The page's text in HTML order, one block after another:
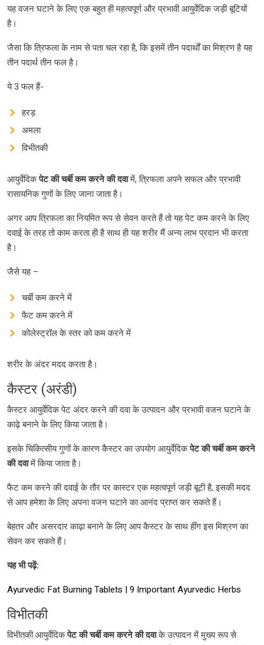
यह वजन घटाने के लिए एक बहुत ही महत्वपूर्ण और प्रभावी आयुर्वेदिक जड़ी बूटियों
है।
जैसा कि त्रिफला के नाम से पता चल रहा है, कि इसमें तीन पदार्थों का मिश्रण है यह
तीन पदार्थ तीन फल है।
ये 3 फल हैं-
हरड़
अमला
विभीतकी
आयुर्वेदिकपेट की चर्बी कम करने की दवामें, त्रिफला अपने सफल और प्रभावी
रासायनिक गुणों के लिए जाना जाता है।
अगर आप त्रिफला का नियमित रूप से सेवन करते हैं तो यह पेट कम करने के लिए
दवाई के तरह तो काम करता ही है साथ ही यह शरीर मैं अन्य लाभ प्रदान भी करता
है।
जैसे यह –
चर्बी कम करने में
फैट कम करने में
कोलेस्ट्रॉल के स्तर को कम करने में
शरीर के अंदर मदद करता है।
कैस्टर (अरंडी)
कैस्टर आयुर्वेदिक पेट अंदर करने की दवा के उत्पादन और प्रभावी वजन घटाने के
काढ़े बनाने के लिए किया जाता है।
इसके चिकित्सीय गुणों के कारण कैस्टर का उपयोग आयुर्वेदिकपेट की चर्बी कम करने
की दवामें किया जाता है।
फैट कम करने की दवाई के तौर पर कास्टर एक महत्वपूर्ण जड़ी बूटी है, इसकी मदद
से आप हमेशा के लिए अपना वजन घटाने का आनंद प्राप्त कर सकते हैं।
बेहतर और असरदार काढ़ा बनाने के लिए आप कैस्टर के साथ हींग इस मिश्रण का
सेवन कर सकते हैं।
यह भी पढ़ें:
Ayurvedic Fat Burning Tablets | 9 Important Ayurvedic Herbs
विभीतकी
विभीतकी आयुर्वेदिकपेट की चर्बी कम करने की दवाके उत्पादन में मुख्य रूप से